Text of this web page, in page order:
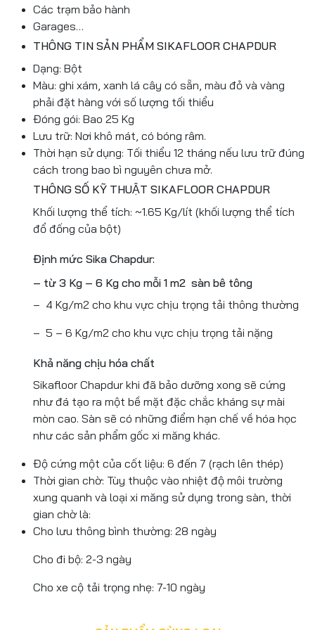
Các trạm bảo hành
Garages…
THÔNG TIN SẢN PHẨM SIKAFLOOR CHAPDUR
Dạng: Bột
Màu: ghi xám, xanh lá cây có sẵn, màu đỏ và vàng
phải đặt hàng với số lượng tối thiểu
Đóng gói: Bao 25 Kg
Lưu trữ: Nơi khô mát, có bóng râm.
Thời hạn sử dụng: Tối thiểu 12 tháng nếu lưu trữ đúng
cách trong bao bì nguyên chưa mở.
THÔNG SỐ KỸ THUẬT SIKAFLOOR CHAPDUR
Khối lượng thể tích: ~1.65 Kg/lít (khối lượng thể tích
đổ đống của bột)
Định mức Sika Chapdur:
– từ 3 Kg – 6 Kg cho mỗi 1 m2 sàn bê tông
– 4 Kg/m2 cho khu vực chịu trọng tải thông thường
– 5 – 6 Kg/m2 cho khu vực chịu trọng tải nặng
Khả năng chịu hóa chất
Sikafloor Chapdur khi đã bảo dưỡng xong sẽ cứng
như đá tạo ra một bề mặt đặc chắc kháng sự mài
mòn cao. Sàn sẽ có những điểm hạn chế về hóa học
như các sản phẩm gốc xi măng khác.
Độ cứng một của cốt liệu: 6 đến 7 (rạch lên thép)
Thời gian chờ: Tùy thuộc vào nhiệt độ môi trường
xung quanh và loại xi măng sử dụng trong sàn, thời
gian chờ là:
Cho lưu thông bình thường: 28 ngày
Cho đi bộ: 2-3 ngày
Cho xe cộ tải trọng nhẹ: 7-10 ngày